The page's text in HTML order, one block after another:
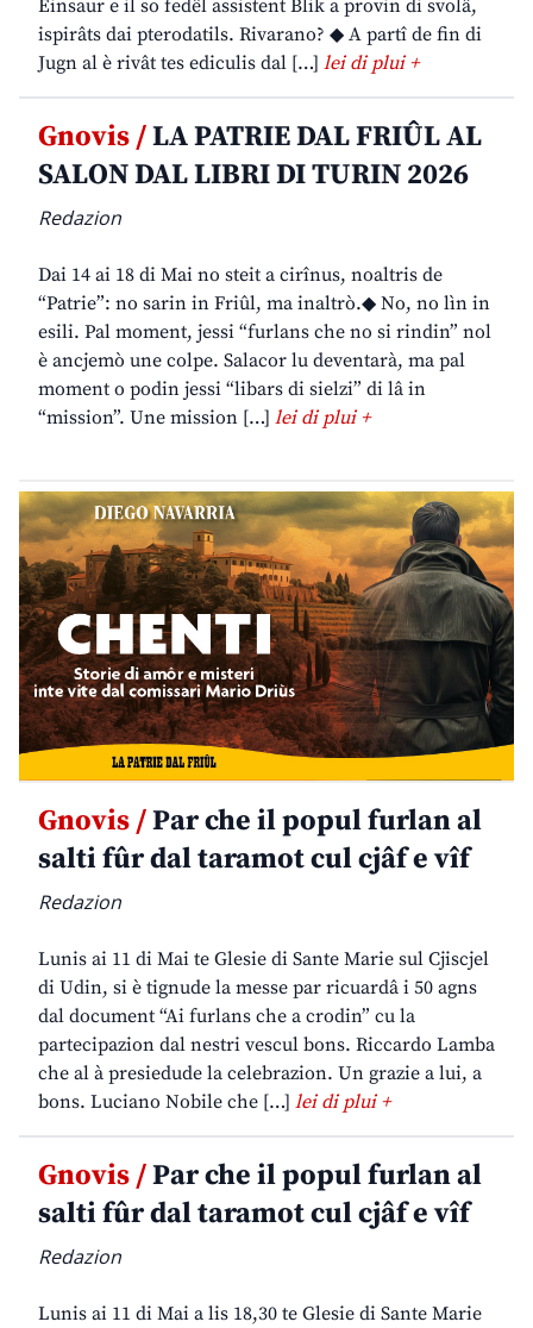
Einsaur e il so fedêl assistent Blik a provin di svolâ,
ispirâts dai pterodatils. Rivarano? ◆ A partî de fin di
Jugn al è rivât tes ediculis dal […] lei di plui +
Gnovis /LA PATRIE DAL FRIÛL AL
SALON DAL LIBRI DI TURIN 2026
Redazion
Dai 14 ai 18 di Mai no steit a cirînus, noaltris de
“Patrie”: no sarin in Friûl, ma inaltrò.◆ No, no lìn in
esili. Pal moment, jessi “furlans che no si rindin” nol
è ancjemò une colpe. Salacor lu deventarà, ma pal
moment o podin jessi “libars di sielzi” di lâ in
“mission”. Une mission […] lei di plui +
Gnovis /Par che il popul furlan al
salti fûr dal taramot cul cjâf e vîf
Redazion
Lunis ai 11 di Mai te Glesie di Sante Marie sul Cjiscjel
di Udin, si è tignude la messe par ricuardâ i 50 agns
dal document “Ai furlans che a crodin” cu la
partecipazion dal nestri vescul bons. Riccardo Lamba
che al à presiedude la celebrazion. Un grazie a lui, a
bons. Luciano Nobile che […] lei di plui +
Gnovis /Par che il popul furlan al
salti fûr dal taramot cul cjâf e vîf
Redazion
Lunis ai 11 di Mai a lis 18,30 te Glesie di Sante Marie